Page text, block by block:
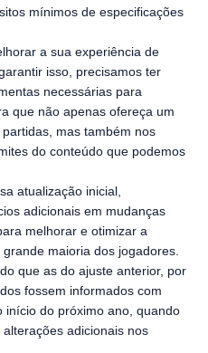
mínimos de especificações
a sua experiência de
isso, precisamos ter
necessárias para
que não apenas ofereça um
mas também nos
do conteúdo que podemos
atualização inicial,
adicionais em mudanças
melhorar e otimizar a
maioria dos jogadores.
que as do ajuste anterior, por
fossem informados com
início do próximo ano, quando
adicionais nos